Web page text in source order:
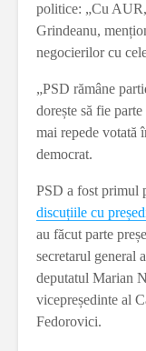
politice: „Cu
Grindeanu,
negocierilor cu
„PSD rămâne
dorește să fie
mai repede votată
democrat.
PSD a fost primul
discuțiile cu
au făcut parte
secretarul general
deputatul Marian
vicepreședinte al
Fedorovici.